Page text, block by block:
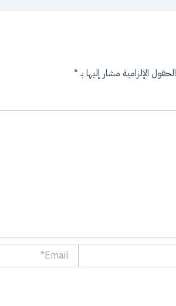
الحقول الإلزامية مشار إليها بـ*
Email*